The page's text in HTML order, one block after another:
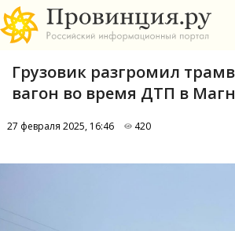
Грузовик разгромил
вагон во время ДТП в
27 февраля 2025, 16:46 420